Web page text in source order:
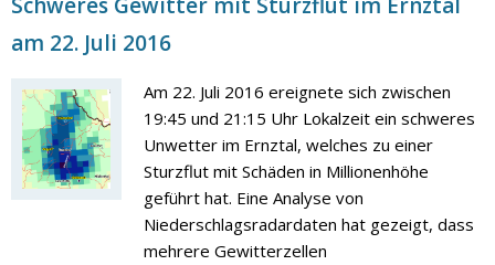
Schweres Gewitter mit Sturzflut im Ernztal
am 22. Juli 2016
Am 22. Juli 2016 ereignete sich zwischen
19:45 und 21:15 Uhr Lokalzeit ein schweres
Unwetter im Ernztal, welches zu einer
Sturzflut mit Schäden in Millionenhöhe
geführt hat. Eine Analyse von
Niederschlagsradardaten hat gezeigt, dass
mehrere Gewitterzellen